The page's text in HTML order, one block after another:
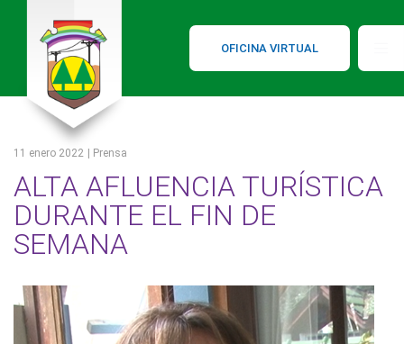
OFICINA VIRTUAL
11 enero 2022 | Prensa
ALTA AFLUENCIA TURÍSTICA
DURANTE EL FIN DE
SEMANA